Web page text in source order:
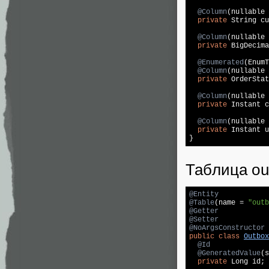
@Column
private String
@Column
private
@Enumerated
@Column
private
@Column
private Instant
@Column
private Instant
}
Таблица
@Entity
@Table(name =
@Getter
@Setter
@NoArgsConstructor
public class
@Id
@GeneratedValue
private Long id;